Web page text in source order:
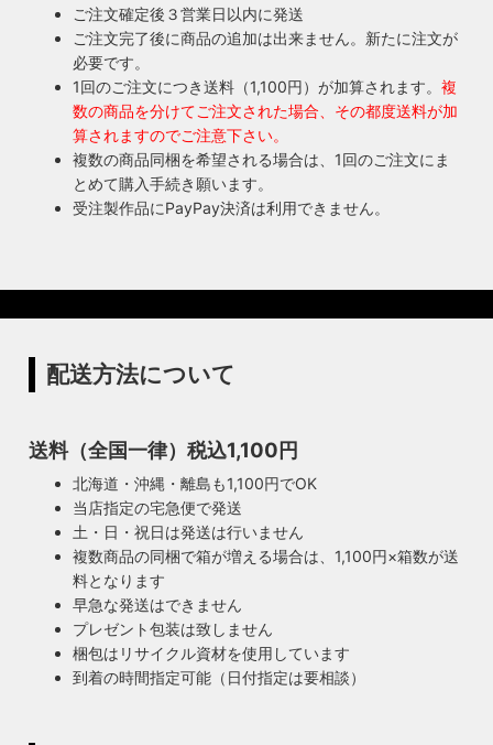
ご注文確定後３営業日以内に発送
ご注文完了後に商品の追加は出来ません。新たに注文が
必要です。
1回のご注文につき送料（1,100円）が加算されます。 複
数の商品を分けてご注文された場合、その都度送料が加
算されますのでご注意下さい。
複数の商品同梱を希望される場合は、1回のご注文にま
とめて購入手続き願います。
受注製作品にPayPay決済は利用できません。
配送方法について
送料（全国一律）税込1,100円
北海道・沖縄・離島も1,100円でOK
当店指定の宅急便で発送
土・日・祝日は発送は行いません
複数商品の同梱で箱が増える場合は、1,100円×箱数が送
料となります
早急な発送はできません
プレゼント包装は致しません
梱包はリサイクル資材を使用しています
到着の時間指定可能（日付指定は要相談）